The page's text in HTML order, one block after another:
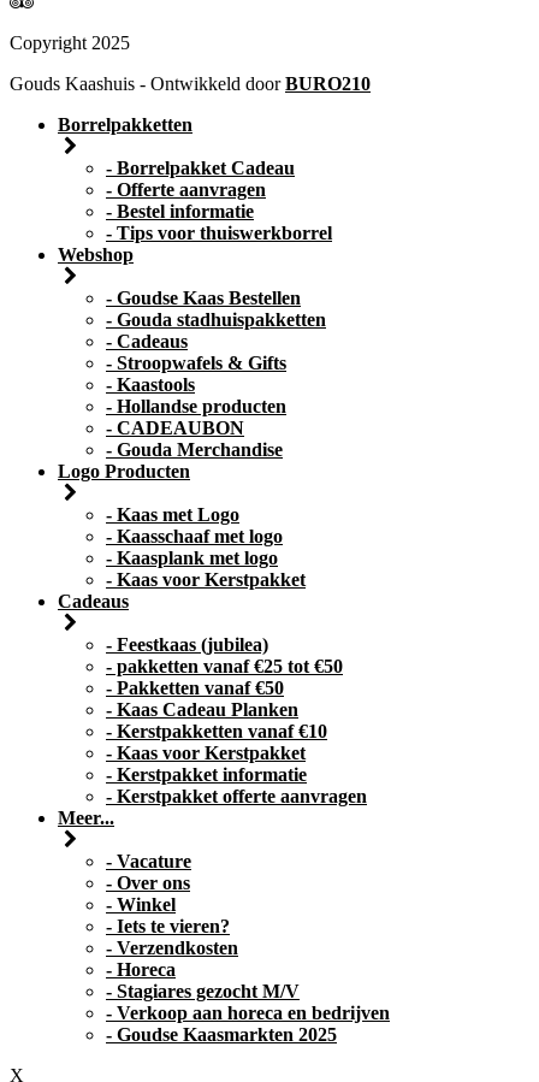
Copyright 2025
Gouds Kaashuis - Ontwikkeld doorBURO210
Borrelpakketten
- Borrelpakket Cadeau
- Offerte aanvragen
- Bestel informatie
- Tips voor thuiswerkborrel
Webshop
- Goudse Kaas Bestellen
- Gouda stadhuispakketten
- Cadeaus
- Stroopwafels & Gifts
- Kaastools
- Hollandse producten
- CADEAUBON
- Gouda Merchandise
Logo Producten
- Kaas met Logo
- Kaasschaaf met logo
- Kaasplank met logo
- Kaas voor Kerstpakket
Cadeaus
- Feestkaas (jubilea)
- pakketten vanaf €25 tot €50
- Pakketten vanaf €50
- Kaas Cadeau Planken
- Kerstpakketten vanaf €10
- Kaas voor Kerstpakket
- Kerstpakket informatie
- Kerstpakket offerte aanvragen
Meer...
- Vacature
- Over ons
- Winkel
- Iets te vieren?
- Verzendkosten
- Horeca
- Stagiares gezocht M/V
- Verkoop aan horeca en bedrijven
- Goudse Kaasmarkten 2025
X